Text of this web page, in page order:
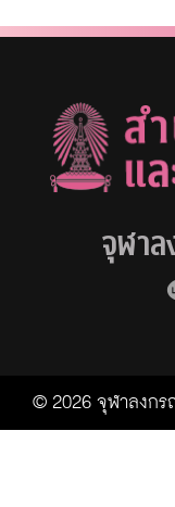
จุฬา
© 2026 จุฬาลงก